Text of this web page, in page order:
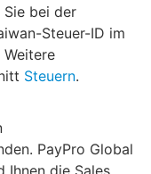
bei der
Steuer-ID im
Weitere
Steuern.
PayPro Global
Ihnen die Sales